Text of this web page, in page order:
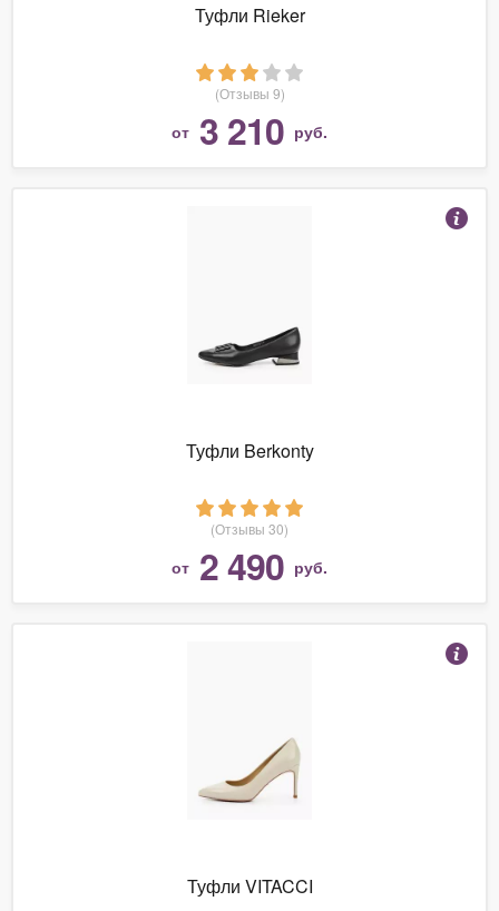
Туфли Rieker
(Отзывы 9)
от 3 210 руб.
Туфли Berkonty
(Отзывы 30)
от 2 490 руб.
Туфли VITACCI